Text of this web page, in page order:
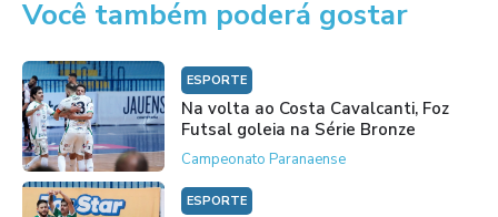
Você também poderá gostar
ESPORTE
Na volta ao Costa Cavalcanti, Foz
Futsal goleia na Série Bronze
Campeonato Paranaense
ESPORTE